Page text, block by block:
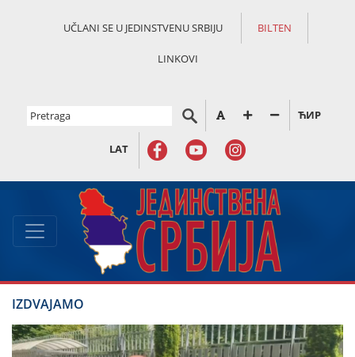
UČLANI SE U JEDINSTVENU SRBIJU BILTEN
LINKOVI
ЋИР
LAT
IZDVAJAMO